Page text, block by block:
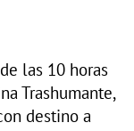
las 10 horas
Trashumante,
destino a